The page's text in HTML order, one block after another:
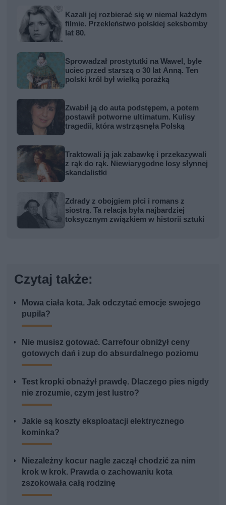
Kazali jej rozbierać się w niemal każdym
filmie. Przekleństwo polskiej seksbomby
lat 80.
Sprowadzał prostytutki na Wawel, byle
uciec przed starszą o 30 lat Anną. Ten
polski król był wielką porażką
Zwabił ją do auta podstępem, a potem
postawił potworne ultimatum. Kulisy
tragedii, która wstrząsnęła Polską
Traktowali ją jak zabawkę i przekazywali
z rąk do rąk. Niewiarygodne losy słynnej
skandalistki
Zdrady z obojgiem płci i romans z
siostrą. Ta relacja była najbardziej
toksycznym związkiem w historii sztuki
Czytaj także:
Mowa ciała kota. Jak odczytać emocje swojego
pupila?
Nie musisz gotować. Carrefour obniżył ceny
gotowych dań i zup do absurdalnego poziomu
Test kropki obnażył prawdę. Dlaczego pies nigdy
nie zrozumie, czym jest lustro?
Jakie są koszty eksploatacji elektrycznego
kominka?
Niezależny kocur nagle zaczął chodzić za nim
krok w krok. Prawda o zachowaniu kota
zszokowała całą rodzinę